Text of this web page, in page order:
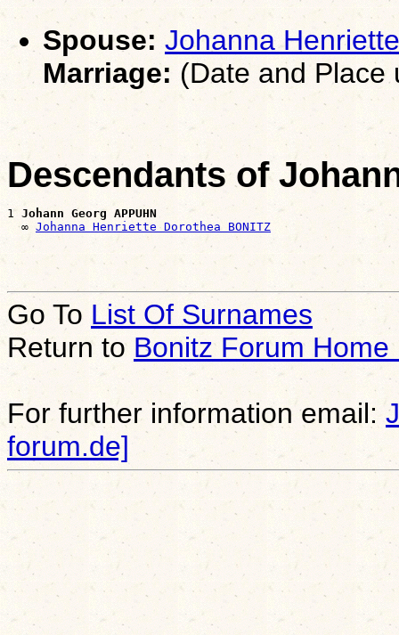
Spouse: Johanna
Marriage: (Date and Place
Descendants of
1 Johann Georg APPUHN
  ∞
Johanna Henriette Dorothea BONITZ
Go To List Of Surnames
Return to Bonitz Forum Home
For further information email:
forum.de]